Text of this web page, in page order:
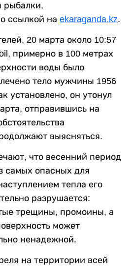
рыбалки,
ссылкой на ekaraganda.kz.
20 марта около 10:57
примерно в 100 метрах
воды было
тело мужчины 1956
установлено, он утонул
отправившись на
выясняться.
что весенний период
самых опасных для
тепла его
разрушается:
трещины, промоины, а
может
ненадежной.
на территории всей